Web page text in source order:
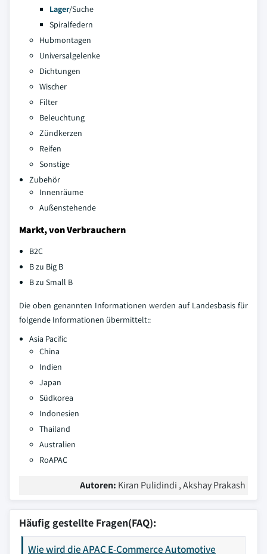
Lager/Suche
Spiralfedern
Hubmontagen
Universalgelenke
Dichtungen
Wischer
Filter
Beleuchtung
Zündkerzen
Reifen
Sonstige
Zubehör
Innenräume
Außenstehende
Markt, von Verbrauchern
B2C
B zu Big B
B zu Small B
Die oben genannten Informationen werden auf Landesbasis für
folgende Informationen übermittelt::
Asia Pacific
China
Indien
Japan
Südkorea
Indonesien
Thailand
Australien
RoAPAC
Autoren: Kiran Pulidindi , Akshay Prakash
Häufig gestellte Fragen(FAQ):
Wie wird die APAC E-Commerce Automotive